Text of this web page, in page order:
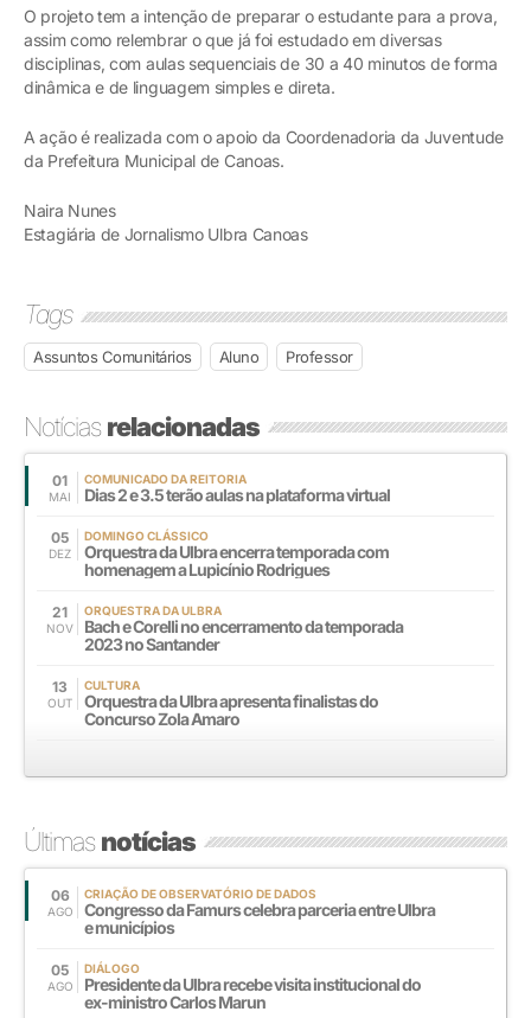
O projeto tem a intenção de preparar o estudante para a prova,
assim como relembrar o que já foi estudado em diversas
disciplinas, com aulas sequenciais de 30 a 40 minutos de forma
dinâmica e de linguagem simples e direta.
A ação é realizada com o apoio da Coordenadoria da Juventude
da Prefeitura Municipal de Canoas.
Naira Nunes
Estagiária de Jornalismo Ulbra Canoas
Tags
Assuntos Comunitários Aluno Professor
Notíciasrelacionadas
01
MAI
COMUNICADO DA REITORIA
Dias 2 e 3.5 terão aulas na plataforma virtual
05
DEZ
DOMINGO CLÁSSICO
Orquestra da Ulbra encerra temporada com
homenagem a Lupicínio Rodrigues
21
NOV
ORQUESTRA DA ULBRA
Bach e Corelli no encerramento da temporada
2023 no Santander
13
OUT
CULTURA
Orquestra da Ulbra apresenta finalistas do
Concurso Zola Amaro
Últimasnotícias
06
AGO
CRIAÇÃO DE OBSERVATÓRIO DE DADOS
Congresso da Famurs celebra parceria entre Ulbra
e municípios
05
AGO
DIÁLOGO
Presidente da Ulbra recebe visita institucional do
ex-ministro Carlos Marun